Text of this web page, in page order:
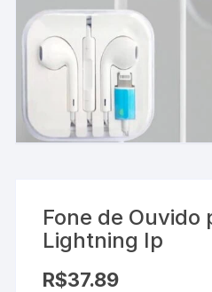
Fone de Ouvido
Lightning Ip
R$37.89